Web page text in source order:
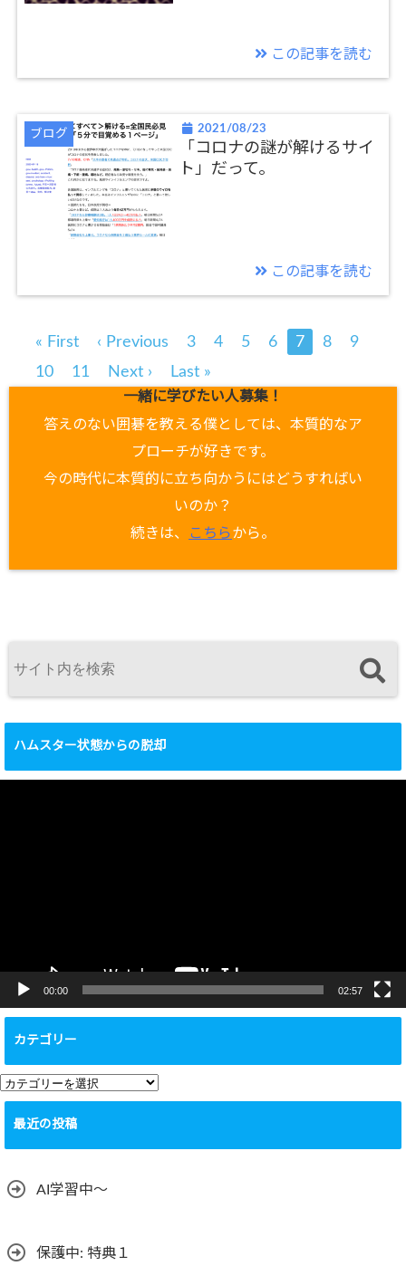
この記事を読む
ブログ 2021/08/23
「コロナの謎が解けるサイ
ト」だって。
この記事を読む
« First ‹ Previous 3 4 5 6 7 8
9
10
11 Next › Last »
一緒に学びたい人募集！
答えのない囲碁を教える僕としては、本質的なア
プローチが好きです。
今の時代に本質的に立ち向かうにはどうすればい
いのか？
続きは、
こちらから。
ハムスター状態からの脱却
00:00 02:57
カテゴリー
カ
テ
リ
最近の投稿
AI学習中〜
保護中: 特典１